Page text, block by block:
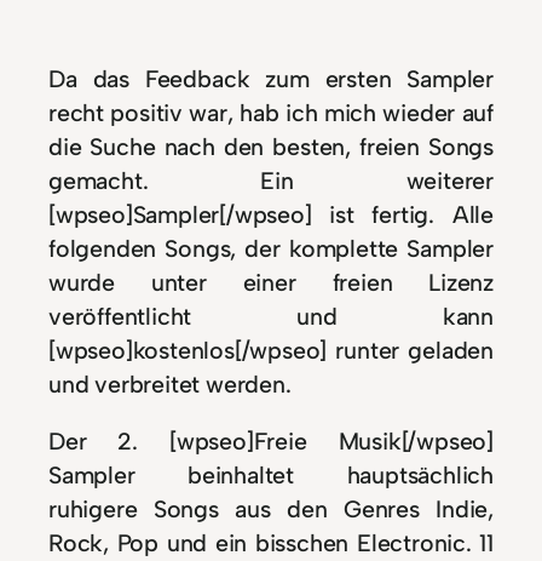
Da das Feedback zum ersten Sampler
recht positiv war, hab ich mich wieder auf
die Suche nach den besten, freien Songs
gemacht. Ein weiterer
[wpseo]Sampler[/wpseo] ist fertig. Alle
folgenden Songs, der komplette Sampler
wurde unter einer freien Lizenz
veröffentlicht und kann
[wpseo]kostenlos[/wpseo] runter geladen
und verbreitet werden.
Der 2. [wpseo]Freie Musik[/wpseo]
Sampler beinhaltet hauptsächlich
ruhigere Songs aus den Genres Indie,
Rock, Pop und ein bisschen Electronic. 11